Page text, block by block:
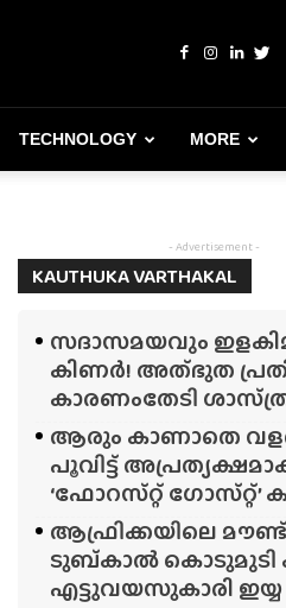
TECHNOLOGY MORE
- Advertisement -
KAUTHUKA VARTHAKAL
സദാസമയവും
കിണർ! അത്‌ഭുത
കാരണംതേടി
ആരും കാണാതെ
പൂവിട്ട്
‘ഫോറസ്‌റ്റ്‌ ഗോസ്‌റ്റ്’
ആഫ്രിക്കയിലെ മൗണ്ട്
ടുബ്‌കാൽ കൊടുമുടി
എട്ടുവയസുകാരി